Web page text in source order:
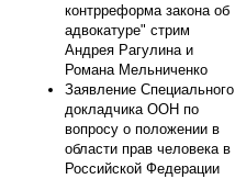
контрреформа закона об
адвокатуре" стрим
Андрея Рагулина и
Романа Мельниченко
Заявление Специального
докладчика ООН по
вопросу о положении в
области прав человека в
Российской Федерации